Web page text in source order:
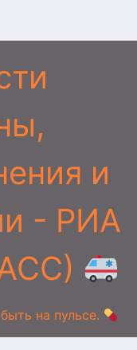
и
- РИА
на пульсе.